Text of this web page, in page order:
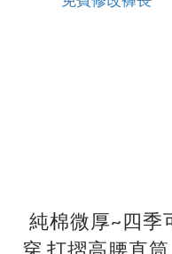
純棉微厚~四季
穿 打摺高腰直筒